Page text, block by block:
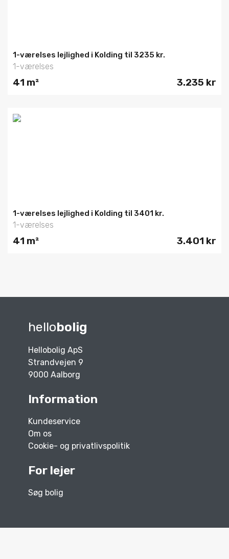
1-værelses lejlighed i Kolding til 3235 kr.
1-værelses
41 m² 3.235 kr
1-værelses lejlighed i Kolding til 3401 kr.
1-værelses
41 m² 3.401 kr
hellobolig
Hellobolig ApS
Strandvejen 9
9000 Aalborg
Information
Kundeservice
Om os
Cookie- og privatlivspolitik
For lejer
Søg bolig